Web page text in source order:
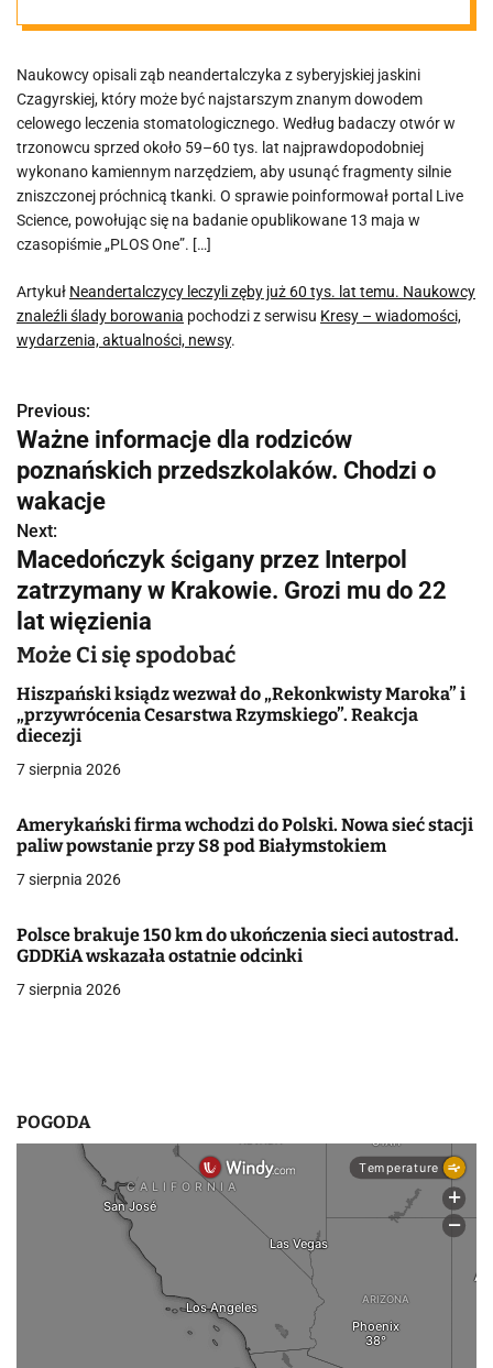
Naukowcy
znaleźli ślady
borowania
Naukowcy opisali ząb neandertalczyka z syberyjskiej jaskini
Czagyrskiej, który może być najstarszym znanym dowodem
celowego leczenia stomatologicznego. Według badaczy otwór w
trzonowcu sprzed około 59–60 tys. lat najprawdopodobniej
wykonano kamiennym narzędziem, aby usunąć fragmenty silnie
zniszczonej próchnicą tkanki. O sprawie poinformował portal Live
Science, powołując się na badanie opublikowane 13 maja w
czasopiśmie „PLOS One”. […]
Artykuł Neandertalczycy leczyli zęby już 60 tys. lat temu. Naukowcy
znaleźli ślady borowania pochodzi z serwisu Kresy – wiadomości,
wydarzenia, aktualności, newsy.
N
a
w
i
g
a
c
j
a
p
i
u
Previous:
Ważne informacje dla rodziców
poznańskich przedszkolaków. Chodzi o
wakacje
Next:
Macedończyk ścigany przez Interpol
zatrzymany w Krakowie. Grozi mu do 22
lat więzienia
Może Ci się spodobać
Hiszpański ksiądz wezwał do „Rekonkwisty Maroka” i
„przywrócenia Cesarstwa Rzymskiego”. Reakcja
diecezji
7 sierpnia 2026
Amerykański firma wchodzi do Polski. Nowa sieć stacji
paliw powstanie przy S8 pod Białymstokiem
7 sierpnia 2026
Polsce brakuje 150 km do ukończenia sieci autostrad.
GDDKiA wskazała ostatnie odcinki
7 sierpnia 2026
POGODA